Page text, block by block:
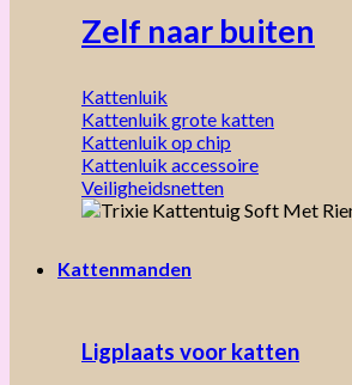
Zelf naar buiten
Kattenluik
Kattenluik grote katten
Kattenluik op chip
Kattenluik accessoire
Veiligheidsnetten
Kattenmanden
Ligplaats voor katten